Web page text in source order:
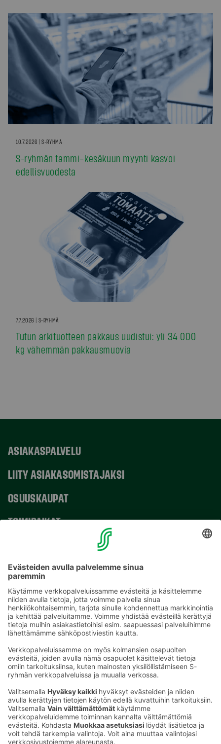
10.7.2026 | S-RYHMÄ
S-ryhmän tammi–kesäkuun myynti kasvoi
edellisvuodesta
7.7.2026 | S-RYHMÄ
Tutun arkituotteen pakkaus uudistui: yli 34 000
kg vähemmän pakkausmuovia
ASIAKASPALVELU
LIITY ASIAKASOMISTAJAKSI
OSUUSKAUPAT
TOIMIPAIKAT
Sähköpostiosoitteet S-ryhmässä ovat muotoa
etunimi.sukunimi@sok.fi
Seuraa meitä: